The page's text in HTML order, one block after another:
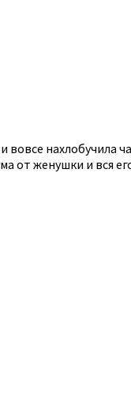
нахлобучила
от женушки и вся